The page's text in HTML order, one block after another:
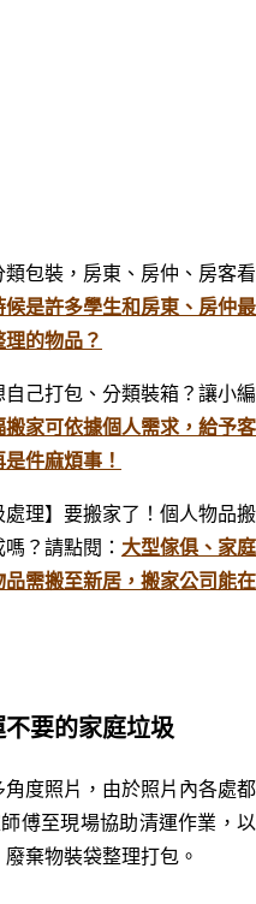
類包裝，房東、房仲、房客看
是許多學生和房東、房仲最
的物品？
自己打包、分類裝箱？讓小編
搬家可依據個人需求，給予客
件麻煩事！
處理】要搬家了！個人物品搬
？ 請點閱： 大型傢俱、家庭
需搬至新居，搬家公司能在
要的家庭垃圾
度照片，由於照片內各處都
傅至現場協助清運作業，以
廢棄物裝袋整理打包。